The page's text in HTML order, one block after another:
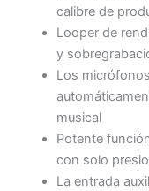
calibre de
Looper de
y
Los
musical
Potente
con solo
La entrada